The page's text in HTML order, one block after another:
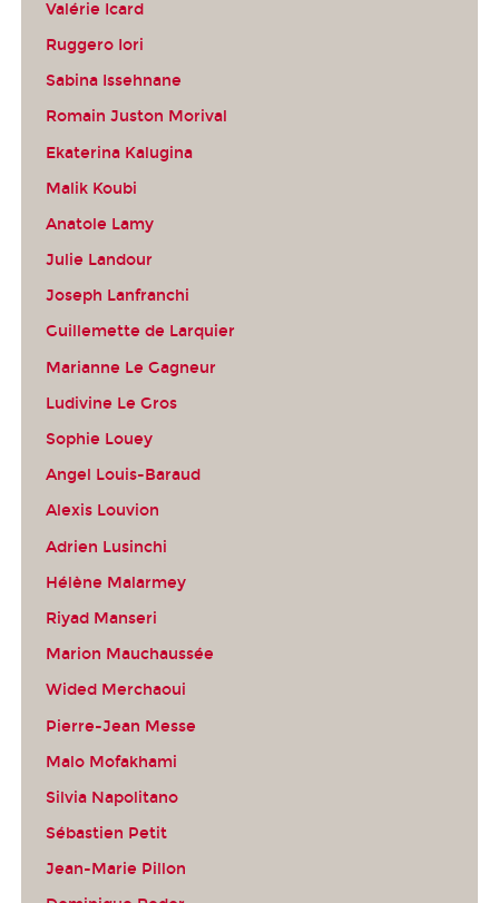
Valérie Icard
Ruggero Iori
Sabina Issehnane
Romain Juston Morival
Ekaterina Kalugina
Malik Koubi
Anatole Lamy
Julie Landour
Joseph Lanfranchi
Guillemette de Larquier
Marianne Le Gagneur
Ludivine Le Gros
Sophie Louey
Angel Louis-Baraud
Alexis Louvion
Adrien Lusinchi
Hélène Malarmey
Riyad Manseri
Marion Mauchaussée
Wided Merchaoui
Pierre-Jean Messe
Malo Mofakhami
Silvia Napolitano
Sébastien Petit
Jean-Marie Pillon